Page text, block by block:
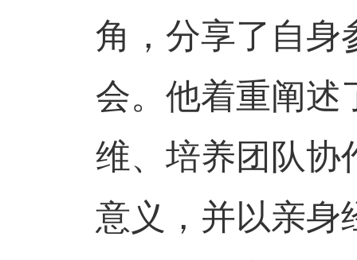
角，分享了自身
会。他着重阐述
维、培养团队协
意义，并以亲身